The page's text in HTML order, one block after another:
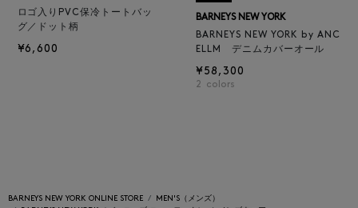
ロゴ入りPVC保冷トートバッ
グ／ドット柄
¥6,600
BARNEYS NEW YORK
BARNEYS NEW YORK by ANC
ELLM デニムカバーオール
¥58,300
2 colors
BARNEYS NEW YORK ONLINE STORE
MEN'S（メンズ）